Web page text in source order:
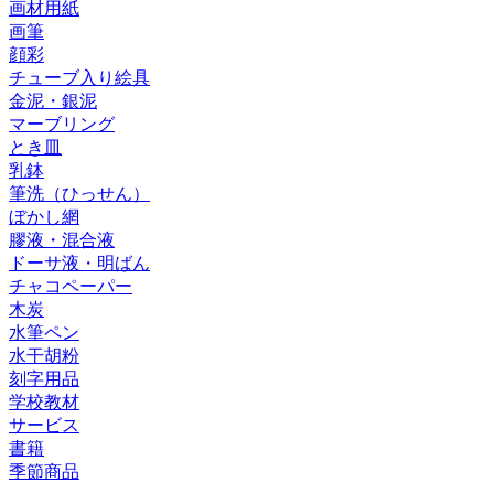
画材用紙
画筆
顔彩
チューブ入り絵具
金泥・銀泥
マーブリング
とき皿
乳鉢
筆洗（ひっせん）
ぼかし網
膠液・混合液
ドーサ液・明ばん
チャコペーパー
木炭
水筆ペン
水干胡粉
刻字用品
学校教材
サービス
書籍
季節商品